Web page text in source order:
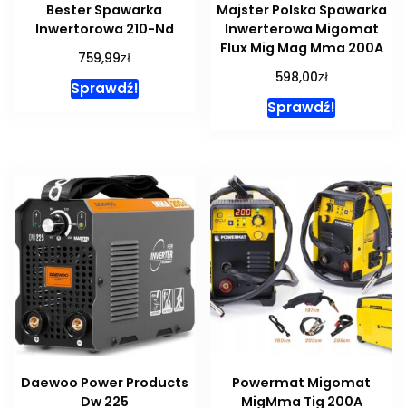
Bester Spawarka
Inwertorowa 210-Nd
759,99zł
Sprawdź!
Majster Polska Spawarka
Inwerterowa Migomat
Flux Mig Mag Mma 200A
598,00zł
Sprawdź!
Daewoo Power Products
Dw 225
Powermat Migomat
MigMma Tig 200A